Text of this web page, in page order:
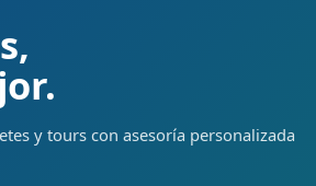
y tours con asesoría personalizada